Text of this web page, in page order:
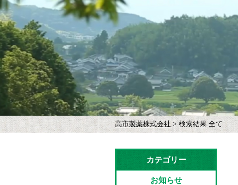
高市製薬株式会社> 検索結果 全て
カテゴリー
お知らせ